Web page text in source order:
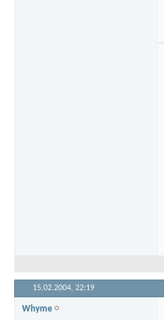
15.02.2004, 22:19
Whyme